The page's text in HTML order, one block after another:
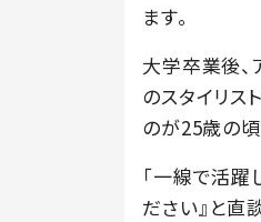
ます。
大学卒業後、
のスタイリス
のが25歳の頃
「一線で活躍
ださい』と直